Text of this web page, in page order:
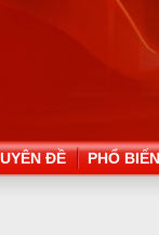
ĐỀ PHỔ